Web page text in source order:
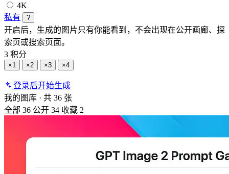
4K
私有
?
开启后，生成的图片只有你能看到，不会出现在公开画廊、探
索页或搜索页面。
3 积分
×1 ×2 ×3 ×4
登录后开始生成
我的图库 · 共 36 张
全部 36 公开 34 收藏 2